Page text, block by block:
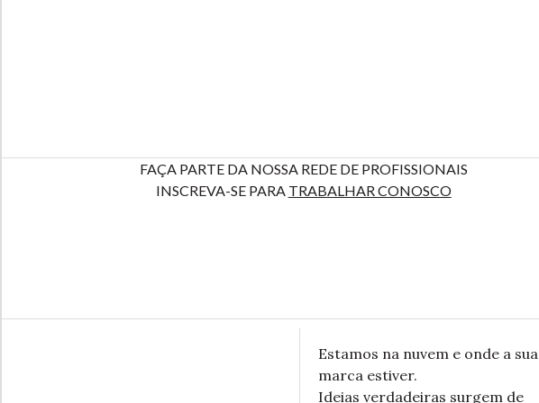
FAÇA PARTE DA NOSSA REDE DE PROFISSIONAIS
INSCREVA-SE PARA TRABALHAR CONOSCO
Estamos na nuvem e onde a sua
marca estiver.
Ideias verdadeiras surgem de